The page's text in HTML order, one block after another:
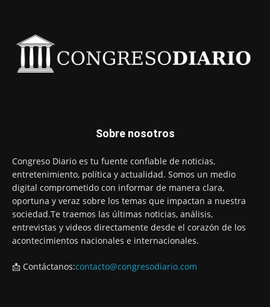
Sobre nosotros
Congreso Diario es tu fuente confiable de noticias,
entretenimiento, política y actualidad. Somos un medio
digital comprometido con informar de manera clara,
oportuna y veraz sobre los temas que impactan a nuestra
sociedad.Te traemos las últimas noticias, análisis,
entrevistas y videos directamente desde el corazón de los
acontecimientos nacionales e internacionales.
📩 Contáctanos:contacto@congresodiario.com